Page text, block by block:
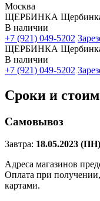
Москва
ЩЕРБИНКА Щербинка
В наличии
+7 (921) 049-5202
ЩЕРБИНКА Щербинка
В наличии
+7 (921) 049-5202
Сроки и
Самовывоз
Завтра: 18.05.2023 (ПН)
Адреса магазинов
Оплата при
картами.